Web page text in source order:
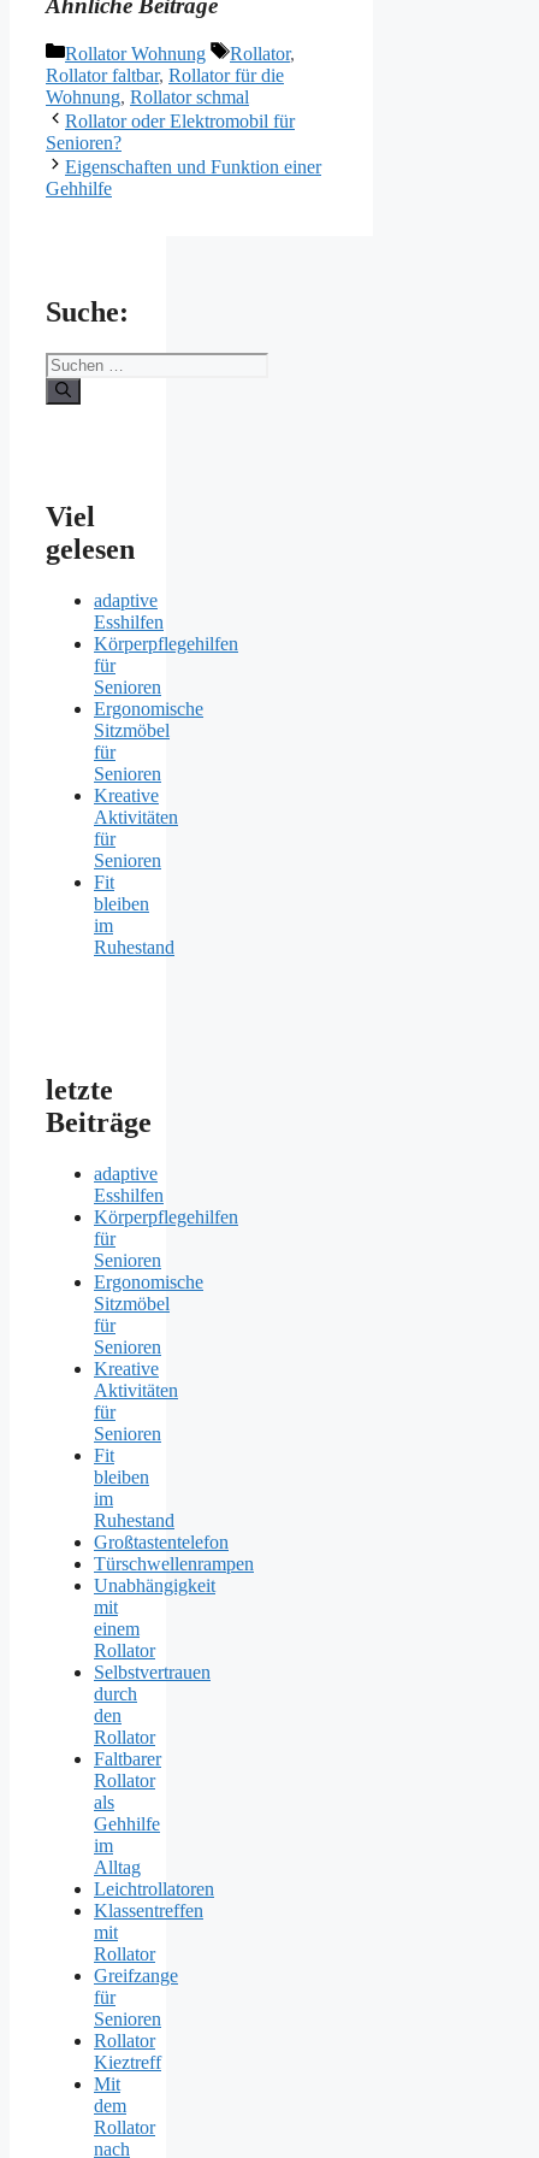
Kategorien
Rollator Wohnung Schlagwörter
Rollator,
Rollator faltbar, Rollator für die
Wohnung, Rollator schmal
Rollator oder Elektromobil für
Senioren?
Eigenschaften und Funktion einer
Gehhilfe
Suche:
Suchen
nach:
Viel
gelesen
adaptive
Esshilfen
Körperpflegehilfen
für
Senioren
Ergonomische
Sitzmöbel
für
Senioren
Kreative
Aktivitäten
für
Senioren
Fit
bleiben
im
Ruhestand
letzte
Beiträge
adaptive
Esshilfen
Körperpflegehilfen
für
Senioren
Ergonomische
Sitzmöbel
für
Senioren
Kreative
Aktivitäten
für
Senioren
Fit
bleiben
im
Ruhestand
Großtastentelefon
Türschwellenrampen
Unabhängigkeit
mit
einem
Rollator
Selbstvertrauen
durch
den
Rollator
Faltbarer
Rollator
als
Gehhilfe
im
Alltag
Leichtrollatoren
Klassentreffen
mit
Rollator
Greifzange
für
Senioren
Rollator
Kieztreff
Mit
dem
Rollator
nach